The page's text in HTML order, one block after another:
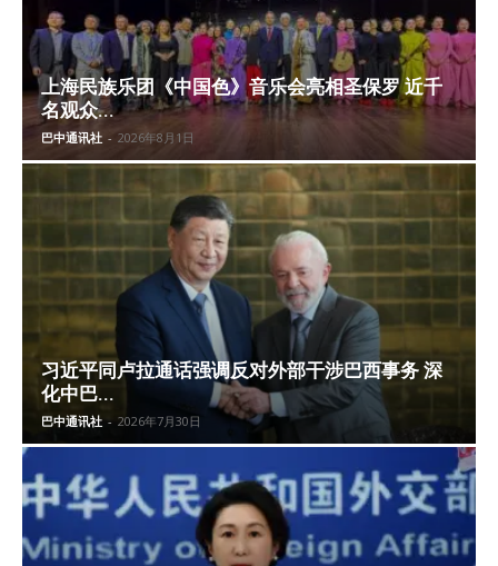
上海民族乐团《中国色》音乐会亮相圣保罗 近千
名观众...
巴中通讯社 - 2026年8月1日
习近平同卢拉通话强调反对外部干涉巴西事务 深
化中巴...
巴中通讯社 - 2026年7月30日